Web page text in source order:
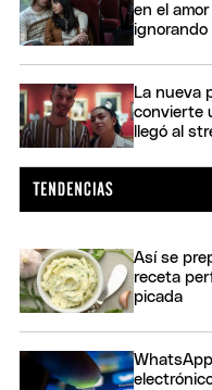
en el
ignorando
La nueva
convierte
llegó al
Así se
receta
picada